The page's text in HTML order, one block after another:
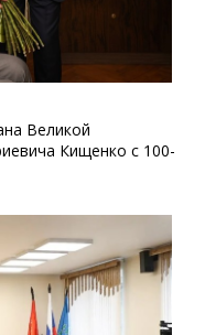
Великой
Кищенко с 100-